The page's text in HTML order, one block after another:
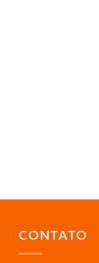
CONTATO